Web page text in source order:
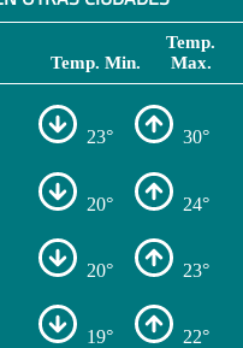
Temp. Min.
Temp.
Max.
23° 30°
20° 24°
20° 23°
19° 22°